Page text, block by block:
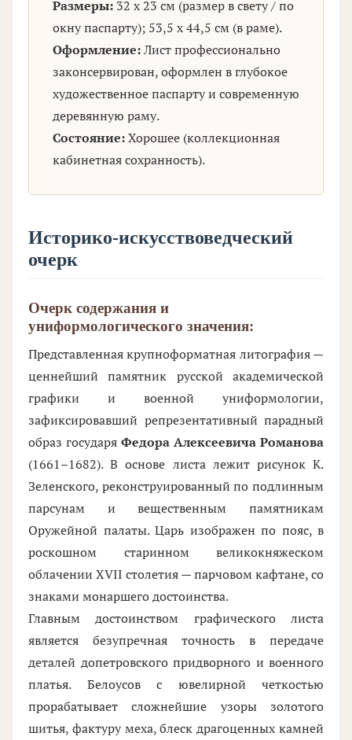
Размеры: 32 х 23 см (размер в свету / по
окну паспарту); 53,5 х 44,5 см (в раме).
Оформление:Лист профессионально
законсервирован, оформлен в глубокое
художественное паспарту и современную
деревянную раму.
Состояние:Хорошее (коллекционная
кабинетная сохранность).
Историко-искусствоведческий
очерк
Очерк содержания и
униформологического значения:
Представленная крупноформатная литография —
ценнейший памятник русской академической
графики и военной униформологии,
зафиксировавший репрезентативный парадный
образ государя Федора Алексеевича Романова
(1661–1682). В основе листа лежит рисунок К.
Зеленского, реконструированный по подлинным
парсунам и вещественным памятникам
Оружейной палаты. Царь изображен по пояс, в
роскошном старинном великокняжеском
облачении XVII столетия — парчовом кафтане, со
знаками монаршего достоинства.
Главным достоинством графического листа
является безупречная точность в передаче
деталей допетровского придворного и военного
платья. Белоусов с ювелирной четкостью
прорабатывает сложнейшие узоры золотого
шитья, фактуру меха, блеск драгоценных камней